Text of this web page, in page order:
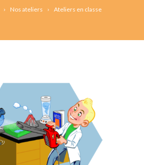
Nos ateliers Ateliers en classe